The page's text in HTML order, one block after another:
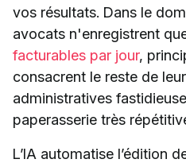
vos résultats. Dans le
avocats n'enregistrent
facturables par jour,
consacrent le reste de
administratives
paperasserie très
L’IA automatise l’édition